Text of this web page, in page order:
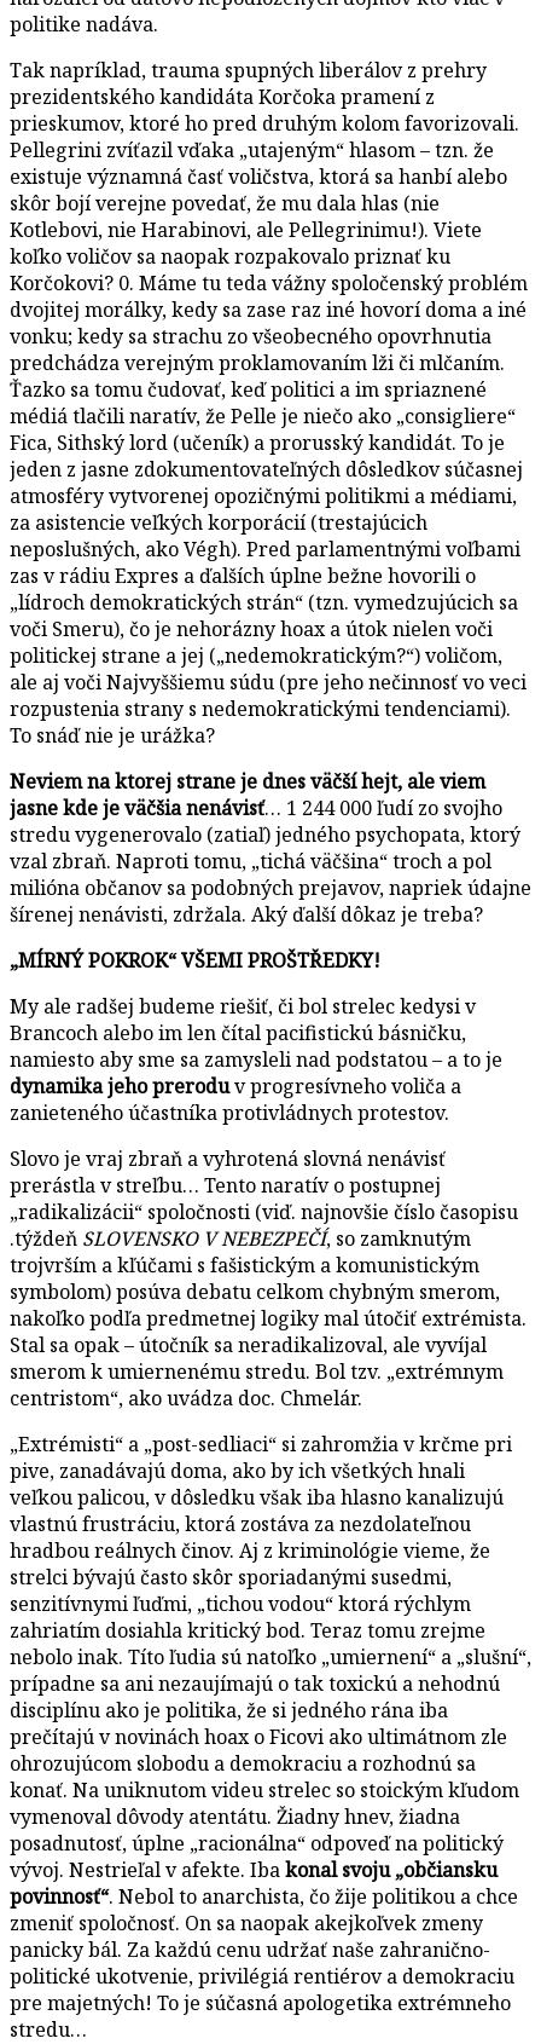
politike nadáva.
Tak napríklad, trauma spupných liberálov z prehry
prezidentského kandidáta Korčoka pramení z
prieskumov, ktoré ho pred druhým kolom favorizovali.
Pellegrini zvíťazil vďaka „utajeným“ hlasom – tzn. že
existuje významná časť voličstva, ktorá sa hanbí alebo
skôr bojí verejne povedať, že mu dala hlas (nie
Kotlebovi, nie Harabinovi, ale Pellegrinimu!). Viete
koľko voličov sa naopak rozpakovalo priznať ku
Korčokovi? 0. Máme tu teda vážny spoločenský problém
dvojitej morálky, kedy sa zase raz iné hovorí doma a iné
vonku; kedy sa strachu zo všeobecného opovrhnutia
predchádza verejným proklamovaním lži či mlčaním.
Ťazko sa tomu čudovať, keď politici a im spriaznené
médiá tlačili naratív, že Pelle je niečo ako „consigliere“
Fica, Sithský lord (učeník) a prorusský kandidát. To je
jeden z jasne zdokumentovateľných dôsledkov súčasnej
atmosféry vytvorenej opozičnými politikmi a médiami,
za asistencie veľkých korporácií (trestajúcich
neposlušných, ako Végh). Pred parlamentnými voľbami
zas v rádiu Expres a ďalších úplne bežne hovorili o
„lídroch demokratických strán“ (tzn. vymedzujúcich sa
voči Smeru), čo je nehorázny hoax a útok nielen voči
politickej strane a jej („nedemokratickým?“) voličom,
ale aj voči Najvyššiemu súdu (pre jeho nečinnosť vo veci
rozpustenia strany s nedemokratickými tendenciami).
To snáď nie je urážka?
Neviem na ktorej strane je dnes väčší hejt, ale viem
jasne kde je väčšia nenávisť… 1 244 000 ľudí zo svojho
stredu vygenerovalo (zatiaľ) jedného psychopata, ktorý
vzal zbraň. Naproti tomu, „tichá väčšina“ troch a pol
milióna občanov sa podobných prejavov, napriek údajne
šírenej nenávisti, zdržala. Aký ďalší dôkaz je treba?
„MÍRNÝ POKROK“ VŠEMI PROŠTŘEDKY!
My ale radšej budeme riešiť, či bol strelec kedysi v
Brancoch alebo im len čítal pacifistickú básničku,
namiesto aby sme sa zamysleli nad podstatou – a to je
dynamika jeho preroduv progresívneho voliča a
zanieteného účastníka protivládnych protestov.
Slovo je vraj zbraň a vyhrotená slovná nenávisť
prerástla v streľbu… Tento naratív o postupnej
„radikalizácii“ spoločnosti (viď. najnovšie číslo časopisu
.týždeň SLOVENSKO V NEBEZPEČÍ, so zamknutým
trojvrším a kľúčami s fašistickým a komunistickým
symbolom) posúva debatu celkom chybným smerom,
nakoľko podľa predmetnej logiky mal útočiť extrémista.
Stal sa opak – útočník sa neradikalizoval, ale vyvíjal
smerom k umiernenému stredu. Bol tzv. „extrémnym
centristom“, ako uvádza doc. Chmelár.
„Extrémisti“ a „post-sedliaci“ si zahromžia v krčme pri
pive, zanadávajú doma, ako by ich všetkých hnali
veľkou palicou, v dôsledku však iba hlasno kanalizujú
vlastnú frustráciu, ktorá zostáva za nezdolateľnou
hradbou reálnych činov. Aj z kriminológie vieme, že
strelci bývajú často skôr sporiadanými susedmi,
senzitívnymi ľuďmi, „tichou vodou“ ktorá rýchlym
zahriatím dosiahla kritický bod. Teraz tomu zrejme
nebolo inak. Títo ľudia sú natoľko „umiernení“ a „slušní“,
prípadne sa ani nezaujímajú o tak toxickú a nehodnú
disciplínu ako je politika, že si jedného rána iba
prečítajú v novinách hoax o Ficovi ako ultimátnom zle
ohrozujúcom slobodu a demokraciu a rozhodnú sa
konať. Na uniknutom videu strelec so stoickým kľudom
vymenoval dôvody atentátu. Žiadny hnev, žiadna
posadnutosť, úplne „racionálna“ odpoveď na politický
vývoj. Nestrieľal v afekte. Ibakonal svoju „občiansku
povinnosť“. Nebol to anarchista, čo žije politikou a chce
zmeniť spoločnosť. On sa naopak akejkoľvek zmeny
panicky bál. Za každú cenu udržať naše zahranično-
politické ukotvenie, privilégiá rentiérov a demokraciu
pre majetných! To je súčasná apologetika extrémneho
stredu…